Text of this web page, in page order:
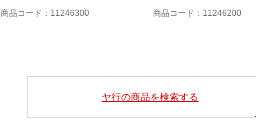
商品コード：11246300
商品コード：11246200
ヤ行の商品を検索する